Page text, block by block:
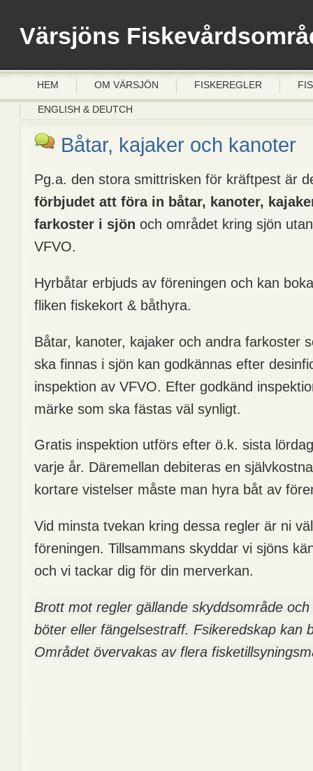
Värsjöns
HEM OM VÄRSJÖN FISKEREGLER
ENGLISH & DEUTCH
Båtar, kajaker och kanoter
Pg.a. den stora smittrisken för kräftpest är
förbjudet att föra in båtar, kanoter,
farkoster i sjönoch området kring sjön
VFVO.
Hyrbåtar erbjuds av föreningen och kan
fliken fiskekort & båthyra.
Båtar, kanoter, kajaker och andra farkoster
ska finnas i sjön kan godkännas efter
inspektion av VFVO. Efter godkänd
märke som ska fästas väl synligt.
Gratis inspektion utförs efter ö.k. sista
varje år. Däremellan debiteras en
kortare vistelser måste man hyra båt av
Vid minsta tvekan kring dessa regler är ni
föreningen. Tillsammans skyddar vi sjöns
och vi tackar dig för din merverkan.
Brott mot regler gällande skyddsområde
böter eller fängelsestraff. Fsikeredskap kan
Området övervakas av flera